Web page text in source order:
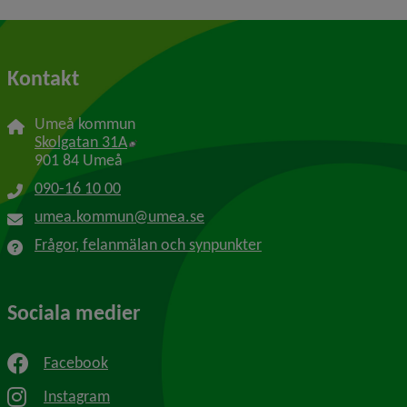
Kontakt
Umeå kommun
Skolgatan 31A Länk till annan webbplats, öppnas i nytt
901 84 Umeå
090-16 10 00
umea.kommun@umea.se
Frågor, felanmälan och synpunkter
Sociala medier
Facebook
Instagram